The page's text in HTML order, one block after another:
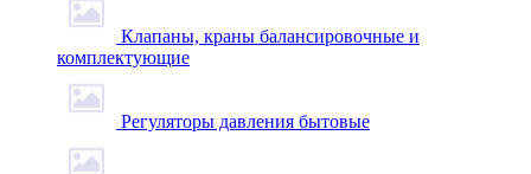
Клапаны, краны балансировочные и
комплектующие
Регуляторы давления бытовые